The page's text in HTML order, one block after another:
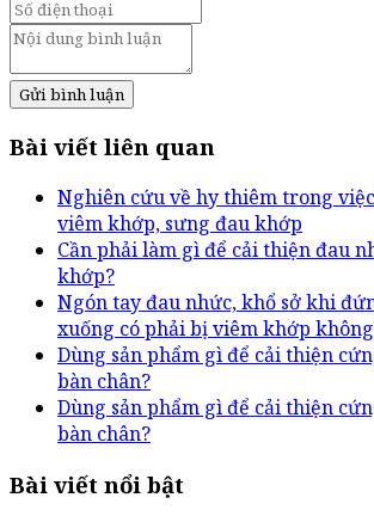
Gửi bình luận
Bài viết liên quan
Nghiên cứu về hy thiêm trong
viêm khớp, sưng đau khớp
Cần phải làm gì để cải thiện đau
khớp?
Ngón tay đau nhức, khổ sở khi
xuống có phải bị viêm khớp
Dùng sản phẩm gì để cải thiện
bàn chân?
Dùng sản phẩm gì để cải thiện
bàn chân?
Bài viết nổi bật